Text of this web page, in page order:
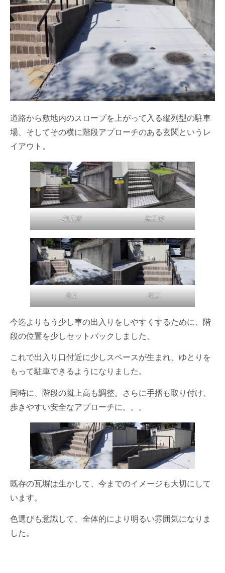
道路から敷地内のスロープを上がって入る縦列型の駐車
場、そしてその横に階段アプローチのある玄関というレ
イアウト。
施工前 施工前
完工 完工
今迄よりもう少し車の出入りをしやすくするために、階
段の位置を少しセットバックしました。
これで出入り口付近に少しスペースが生まれ、ゆとりを
もって駐車できるようになりました。
同時に、階段の蹴上高も調整。さらに手摺も取り付け、
歩きやすい安全なアプローチに。。。
既存の瓦塀は生かして、今までのイメージも大切にして
います。
色選びも意識して、全体的により明るい雰囲気になりま
した。